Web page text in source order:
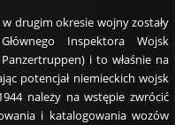
drugim okresie wojny zostały
Inspektora Wojsk
i to właśnie na
potencjał niemieckich wojsk
należy na wstępie zwrócić
i katalogowania wozów